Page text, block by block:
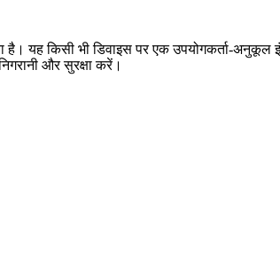
यह किसी भी डिवाइस पर एक उपयोगकर्ता-
और सुरक्षा करें।